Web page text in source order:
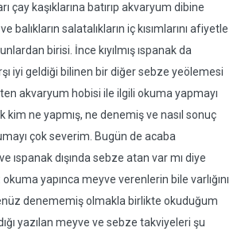
çay kaşıklarına batırıp akvaryum dibine
balıkların salatalıkların iç kısımlarını afiyetle
birisi. İnce kıyılmış ıspanak da
iyi geldiği bilinen bir diğer sebze yeölemesi
akvaryum hobisi ile ilgili okuma yapmayı
kim ne yapmış, ne denemiş ve nasıl sonuç
çok severim. Bugün de acaba
ıspanak dışında sebze atan var mı diye
yapınca meyve verenlerin bile varlığını
denememiş olmakla birlikte okuduğum
yazılan meyve ve sebze takviyeleri şu